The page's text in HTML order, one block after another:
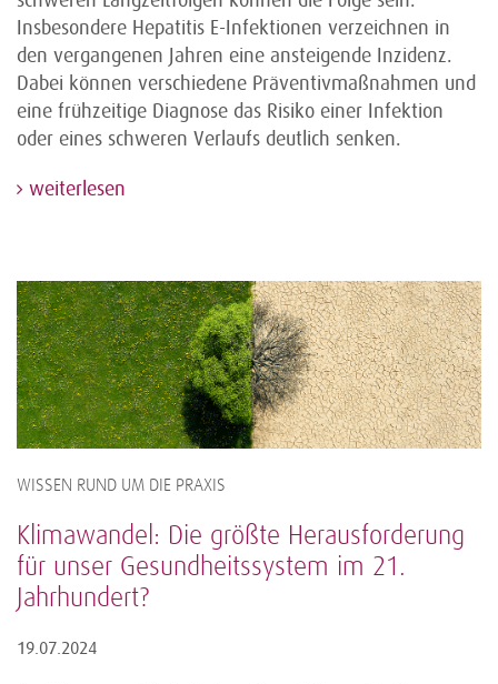
Insbesondere Hepatitis E-Infektionen verzeichnen in
den vergangenen Jahren eine ansteigende Inzidenz.
Dabei können verschiedene Präventivmaßnahmen und
eine frühzeitige Diagnose das Risiko einer Infektion
oder eines schweren Verlaufs deutlich senken.
weiterlesen
WISSEN RUND UM DIE PRAXIS
Klimawandel: Die größte Herausforderung
für unser Gesundheitssystem im 21.
Jahrhundert?
19.07.2024